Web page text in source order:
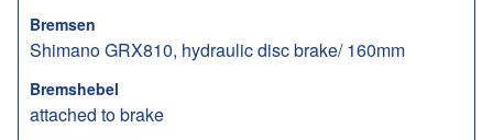
Bremsen
Shimano GRX810, hydraulic disc brake/ 160mm
Bremshebel
attached to brake